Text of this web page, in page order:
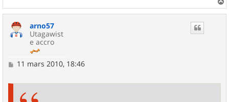
a
arno57
Utagawist
e accro
M11 mars 2010, 18:46